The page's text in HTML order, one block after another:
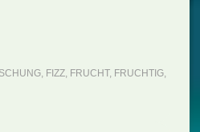
, FIZZ, FRUCHT, FRUCHTIG,